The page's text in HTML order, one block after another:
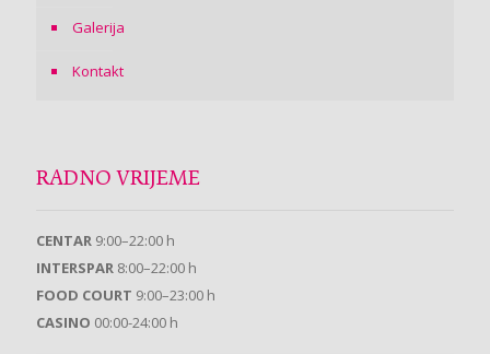
Galerija
Kontakt
RADNO VRIJEME
CENTAR 9:00–22:00 h
INTERSPAR 8:00–22:00 h
FOOD COURT 9:00–23:00 h
CASINO 00:00-24:00 h